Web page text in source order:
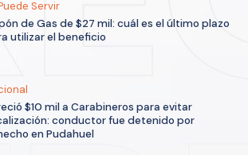
Servir
de Gas de $27 mil: cuál es el último plazo
utilizar el beneficio
$10 mil a Carabineros para evitar
conductor fue detenido por
en Pudahuel